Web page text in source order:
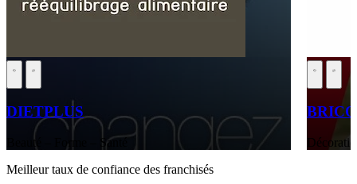
DIETPLUS
Beauté – Forme – Santé
Meilleur taux de confiance des franchisés